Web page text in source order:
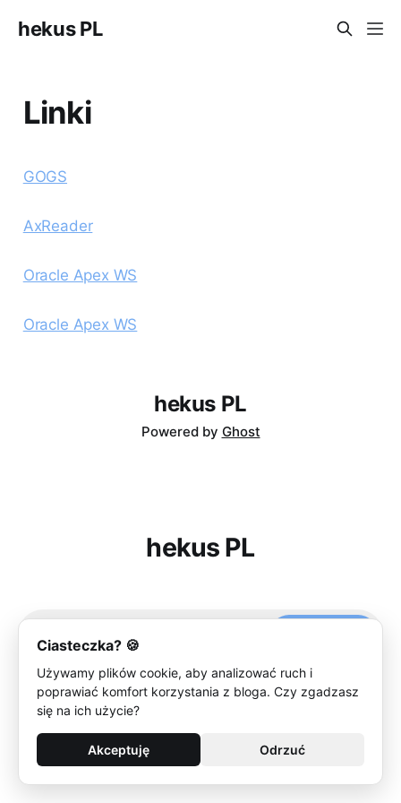
Ciasteczka? 🍪
Używamy plików cookie, aby analizować ruch i
poprawiać komfort korzystania z bloga. Czy zgadzasz
się na ich użycie?
Akceptuję Odrzuć
hekus PL
Linki
GOGS
AxReader
Oracle Apex WS
Oracle Apex WS
hekus PL
Powered by Ghost
hekus PL